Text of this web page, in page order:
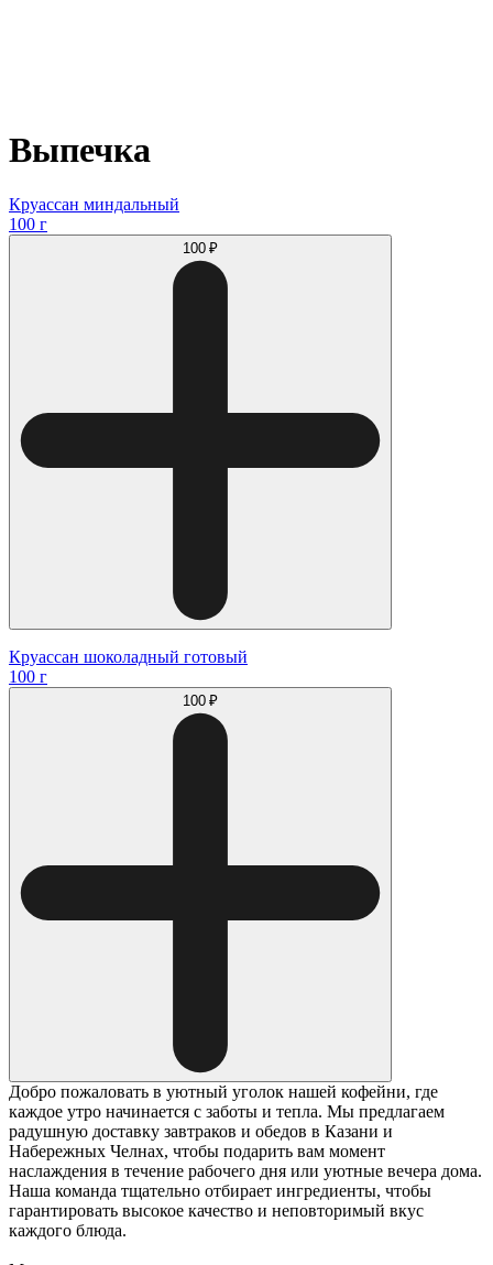
Выпечка
Круассан миндальный
100 г
100 ₽
Круассан шоколадный готовый
100 г
100 ₽
Добро пожаловать в уютный уголок нашей кофейни, где
каждое утро начинается с заботы и тепла. Мы предлагаем
радушную доставку завтраков и обедов в Казани и
Набережных Челнах, чтобы подарить вам момент
наслаждения в течение рабочего дня или уютные вечера дома.
Наша команда тщательно отбирает ингредиенты, чтобы
гарантировать высокое качество и неповторимый вкус
каждого блюда.